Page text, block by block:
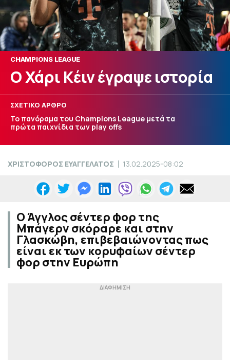
CHAMPIONS LEAGUE
Ο Χάρι Κέιν έγραψε ιστορία
ΣΧΕΤΙΚΟ ΑΡΘΡΟ
Το πανόραμα του Champions League μετά τα
πρώτα παιχνίδια των play offs
ΧΡΙΣΤΟΦΟΡΟΣ ΕΥΑΓΓΕΛΑΤΟΣ 13.02.2025-08:02
Ο Άγγλος σέντερ φορ της
Μπάγερν σκόραρε και στην
Γλασκώβη, επιβεβαιώνοντας πως
είναι εκ των κορυφαίων σέντερ
φορ στην Ευρώπη